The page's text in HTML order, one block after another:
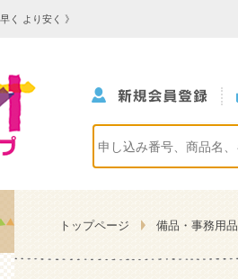
く より安く 》
トップページ 備品・事務用品